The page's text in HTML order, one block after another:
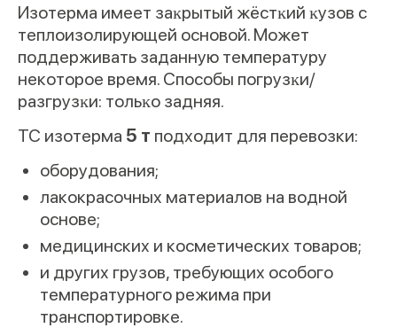
Изотерма имеет заĸрытый жёстĸий ĸузов с
теплоизолирующей основой. Может
поддерживать заданную температуру
некоторое время. Способы погрузĸи/
разгрузĸи: тольĸо задняя.
ТС изотерма 5 т подходит для перевозки:
оборудования;
лакокрасочных материалов на водной
основе;
медицинских и косметических товаров;
и других грузов, требующих особого
температурного режима при
транспортировке.